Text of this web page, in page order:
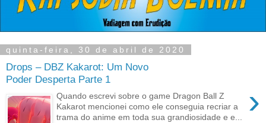
quinta-feira, 30 de abril de 2020
Drops – DBZ Kakarot: Um Novo
Poder Desperta Parte 1
›
Quando escrevi sobre o game Dragon Ball Z
Kakarot mencionei como ele conseguia recriar a
trama do anime em toda sua grandiosidade e e...